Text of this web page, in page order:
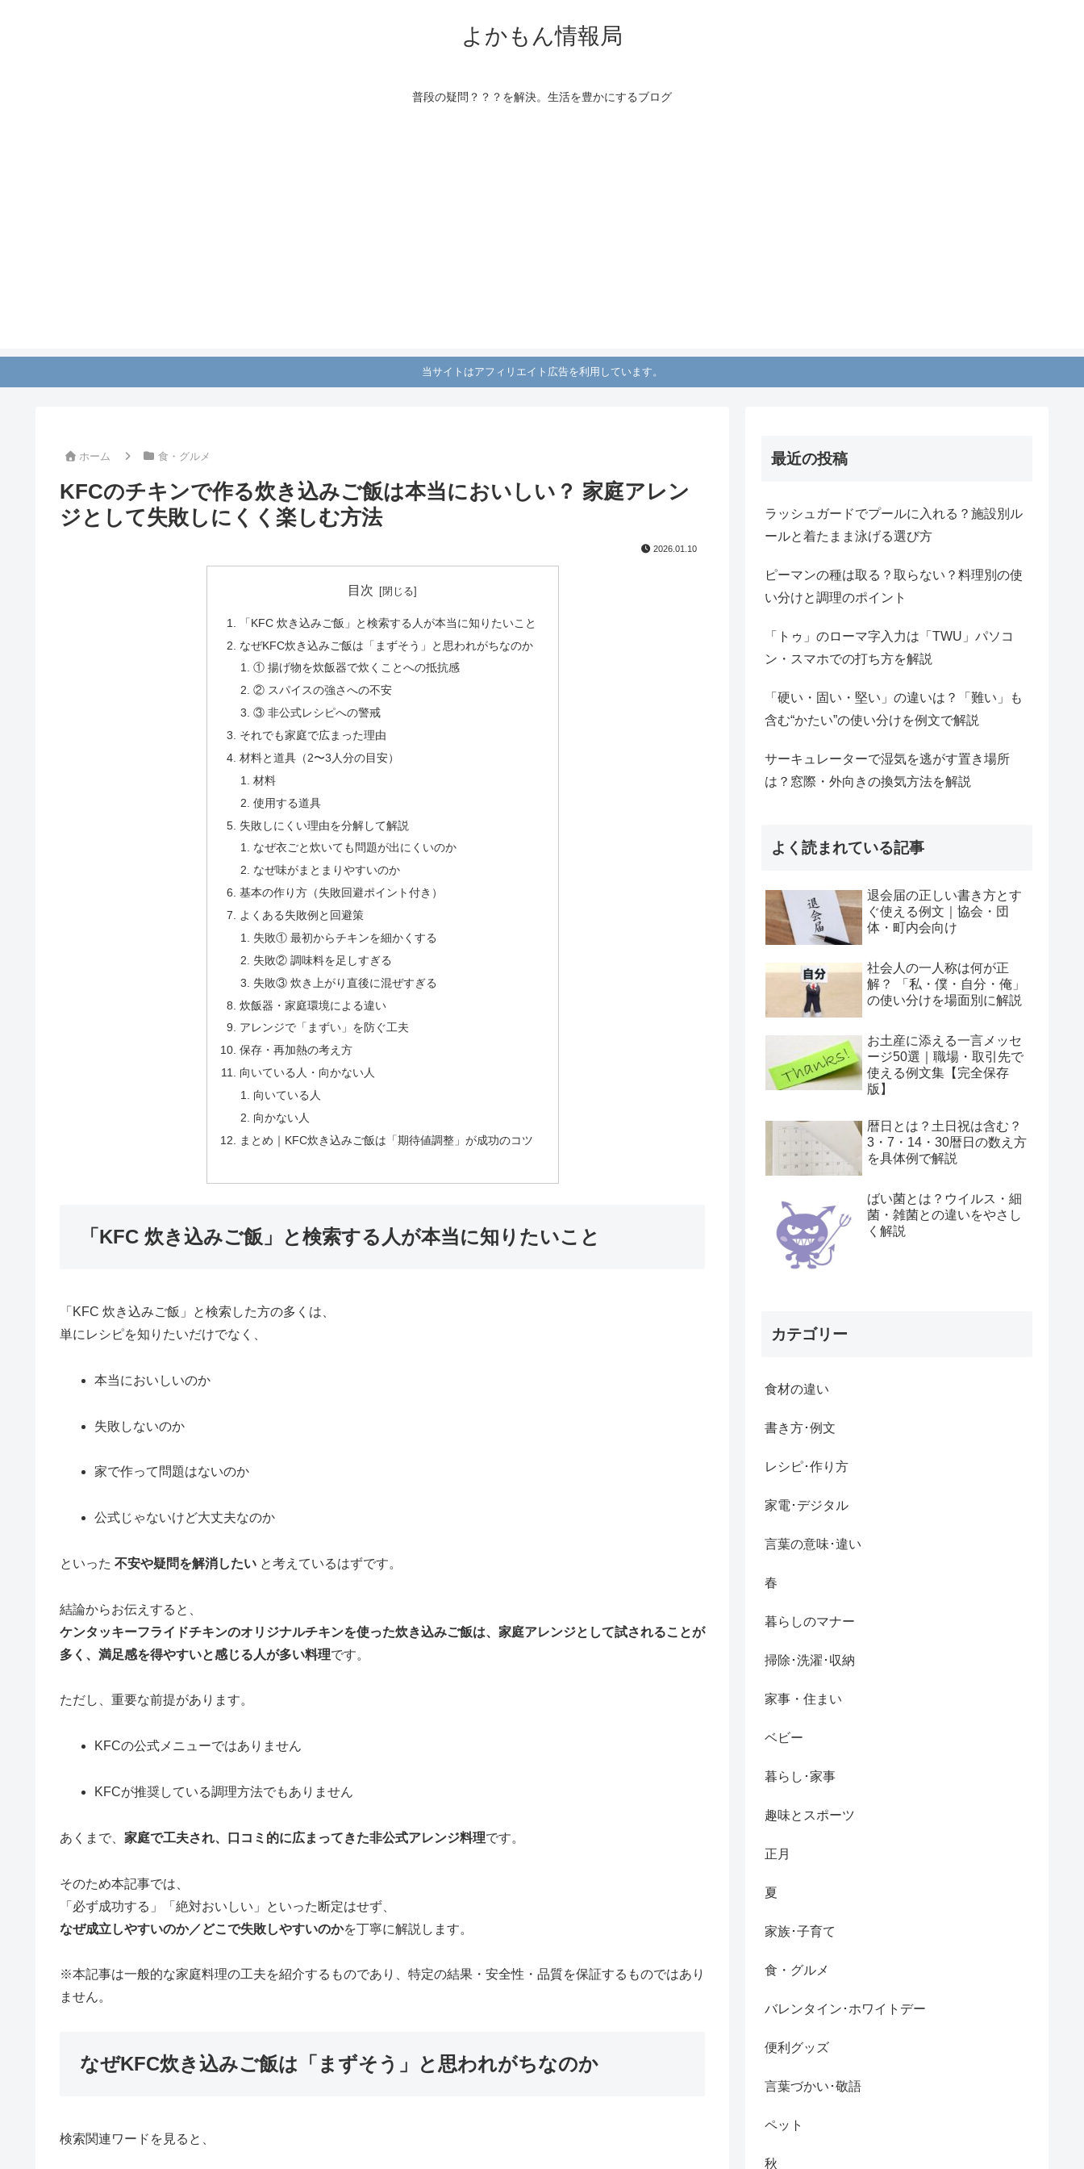
よかもん情報局
普段の疑問？？？を解決。生活を豊かにするブログ
当サイトはアフィリエイト広告を利用しています。
ホーム 食・グルメ
KFCのチキンで作る炊き込みご飯は本当においしい？ 家庭アレン
ジとして失敗しにくく楽しむ方法
2026.01.10
目次
「KFC 炊き込みご飯」と検索する人が本当に知りたいこと
なぜKFC炊き込みご飯は「まずそう」と思われがちなのか
① 揚げ物を炊飯器で炊くことへの抵抗感
② スパイスの強さへの不安
③ 非公式レシピへの警戒
それでも家庭で広まった理由
材料と道具（2〜3人分の目安）
材料
使用する道具
失敗しにくい理由を分解して解説
なぜ衣ごと炊いても問題が出にくいのか
なぜ味がまとまりやすいのか
基本の作り方（失敗回避ポイント付き）
よくある失敗例と回避策
失敗① 最初からチキンを細かくする
失敗② 調味料を足しすぎる
失敗③ 炊き上がり直後に混ぜすぎる
炊飯器・家庭環境による違い
アレンジで「まずい」を防ぐ工夫
保存・再加熱の考え方
向いている人・向かない人
向いている人
向かない人
まとめ｜KFC炊き込みご飯は「期待値調整」が成功のコツ
「KFC 炊き込みご飯」と検索する人が本当に知りたいこと
「KFC 炊き込みご飯」と検索した方の多くは、
単にレシピを知りたいだけでなく、
本当においしいのか
失敗しないのか
家で作って問題はないのか
公式じゃないけど大丈夫なのか
といった 不安や疑問を解消したい と考えているはずです。
結論からお伝えすると、
ケンタッキーフライドチキンのオリジナルチキンを使った炊き込みご飯は、家庭アレンジとして試されることが
多く、満足感を得やすいと感じる人が多い料理です。
ただし、重要な前提があります。
KFCの公式メニューではありません
KFCが推奨している調理方法でもありません
あくまで、 家庭で工夫され、口コミ的に広まってきた非公式アレンジ料理です。
そのため本記事では、
「必ず成功する」「絶対おいしい」といった断定はせず、
なぜ成立しやすいのか／どこで失敗しやすいのかを丁寧に解説します。
※本記事は一般的な家庭料理の工夫を紹介するものであり、特定の結果・安全性・品質を保証するものではあり
ません。
なぜKFC炊き込みご飯は「まずそう」と思われがちなのか
検索関連ワードを見ると、
最近の投稿
ラッシュガードでプールに入れる？施設別ル
ールと着たまま泳げる選び方
ピーマンの種は取る？取らない？料理別の使
い分けと調理のポイント
「トゥ」のローマ字入力は「TWU」パソコ
ン・スマホでの打ち方を解説
「硬い・固い・堅い」の違いは？「難い」も
含む“かたい”の使い分けを例文で解説
サーキュレーターで湿気を逃がす置き場所
は？窓際・外向きの換気方法を解説
よく読まれている記事
退会届の正しい書き方とす
ぐ使える例文｜協会・団
体・町内会向け
社会人の一人称は何が正
解？ 「私・僕・自分・俺」
の使い分けを場面別に解説
お土産に添える一言メッセ
ージ50選｜職場・取引先で
使える例文集【完全保存
版】
暦日とは？土日祝は含む？
3・7・14・30暦日の数え方
を具体例で解説
ばい菌とは？ウイルス・細
菌・雑菌との違いをやさし
く解説
カテゴリー
食材の違い
書き方･例文
レシピ･作り方
家電･デジタル
言葉の意味･違い
春
暮らしのマナー
掃除･洗濯･収納
家事・住まい
ベビー
暮らし･家事
趣味とスポーツ
正月
夏
家族･子育て
食・グルメ
バレンタイン･ホワイトデー
便利グッズ
言葉づかい･敬語
ペット
秋